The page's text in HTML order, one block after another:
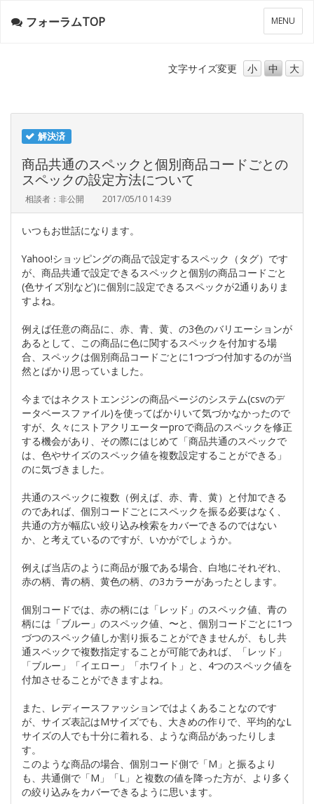
メ
ニ
ー
MENU
フォーラムTOP
文字サイズ変更 小 中 大
解決済
商品共通のスペックと個別商品コードごとの
スペックの設定方法について
相談者：非公開 2017/05/10 14:39
いつもお世話になります。
Yahoo!ショッピングの商品で設定するスペック（タグ）です
が、商品共通で設定できるスペックと個別の商品コードごと
(色サイズ別など)に個別に設定できるスペックが2通りありま
すよね。
例えば任意の商品に、赤、青、黄、の3色のバリエーションが
あるとして、この商品に色に関するスペックを付加する場
合、スペックは個別商品コードごとに1つづつ付加するのが当
然とばかり思っていました。
今まではネクストエンジンの商品ページのシステム(csvのデ
ータベースファイル)を使ってばかりいて気づかなかったので
すが、久々にストアクリエーターproで商品のスペックを修正
する機会があり、その際にはじめて「商品共通のスペックで
は、色やサイズのスペック値を複数設定することができる」
のに気づきました。
共通のスペックに複数（例えば、赤、青、黄）と付加できる
のであれば、個別コードごとにスペックを振る必要はなく、
共通の方が幅広い絞り込み検索をカバーできるのではない
か、と考えているのですが、いかがでしょうか。
例えば当店のように商品が服である場合、白地にそれぞれ、
赤の柄、青の柄、黄色の柄、の3カラーがあったとします。
個別コードでは、赤の柄には「レッド」のスペック値、青の
柄には「ブルー」のスペック値、〜と、個別コードごとに1つ
づつのスペック値しか割り振ることができませんが、もし共
通スペックで複数指定することが可能であれば、「レッド」
「ブルー」「イエロー」「ホワイト」と、4つのスペック値を
付加させることができますよね。
また、レディースファッションではよくあることなのです
が、サイズ表記はMサイズでも、大きめの作りで、平均的なL
サイズの人でも十分に着れる、ような商品があったりしま
す。
このような商品の場合、個別コード側で「M」と振るより
も、共通側で「M」「L」と複数の値を降った方が、より多く
の絞り込みをカバーできるように思います。